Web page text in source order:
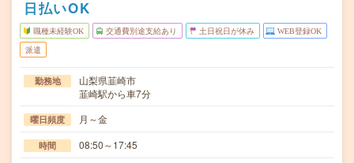
日払いOK
職種未経験OK 交通費別途支給あり 土日祝日が休み WEB登録OK
派遣
勤務地
山梨県韮崎市
韮崎駅から車7分
曜日頻度 月～金
時間 08:50～17:45